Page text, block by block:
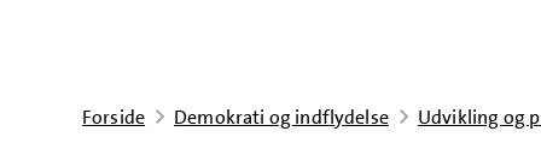
Forside Demokrati og indflydelse Udvikling og